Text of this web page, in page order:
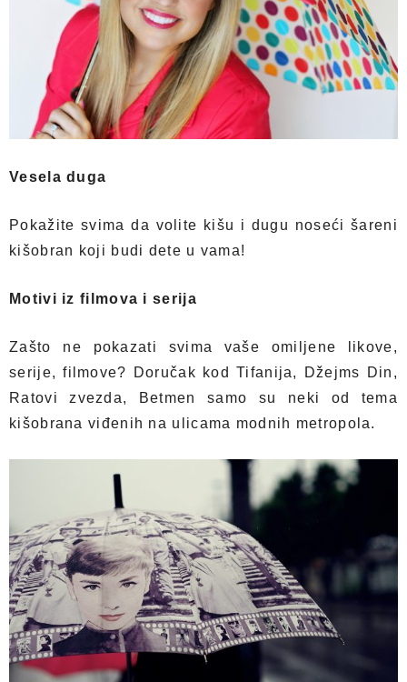
Vesela duga
Pokažite svima da volite kišu i dugu noseći šareni
kišobran koji budi dete u vama!
Motivi iz filmova i serija
Zašto ne pokazati svima vaše omiljene likove,
serije, filmove? Doručak kod Tifanija, Džejms Din,
Ratovi zvezda, Betmen samo su neki od tema
kišobrana viđenih na ulicama modnih metropola.